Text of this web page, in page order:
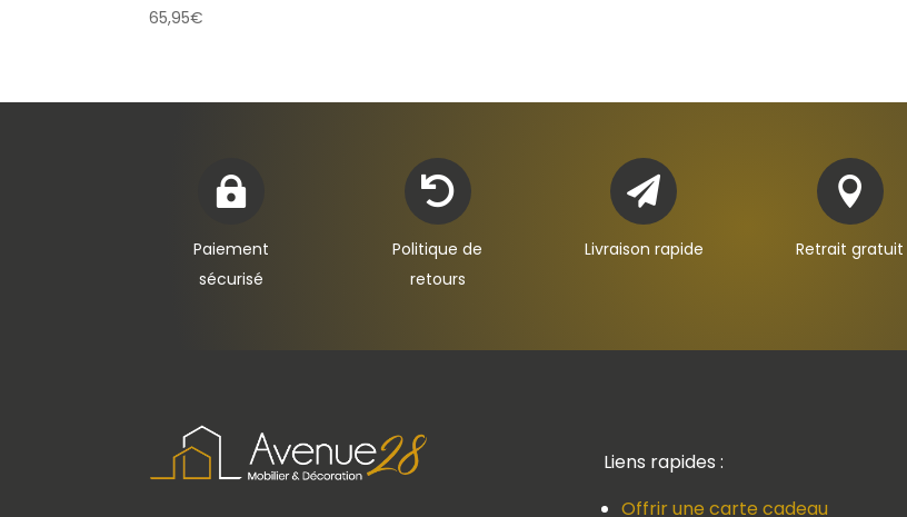
65,95€

Paiement
sécurisé

Politique de
retours

Livraison rapide

Retrait gratuit
Liens rapides :
Offrir une carte cadeau